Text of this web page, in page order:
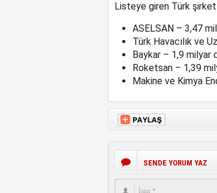
Listeye giren Türk
ASELSAN – 3,47
Türk Havacılık ve
Baykar – 1,9 milyar
Roketsan – 1,39
Makine ve Kimya
SENDE YORUM YAZ